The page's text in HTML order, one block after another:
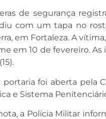
de segurança
com um tapa no
em Fortaleza. A
em 10 de fevereiro.
portaria foi aberta pela
e Sistema
a Polícia Militar